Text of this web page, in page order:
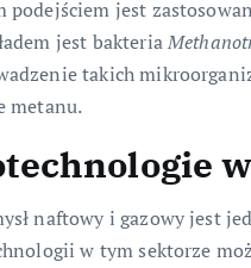
podejściem jest
jest bakteria
takich
metanu.
naftowy i gazowy jest
w tym sektorze